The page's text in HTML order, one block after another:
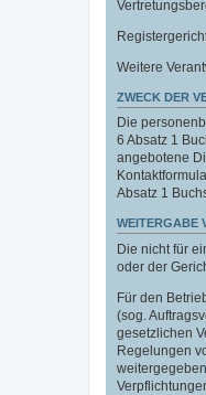
Weitere
ZWECK DER
Die
6 Absatz 1
angebotene
Absatz 1
WEITERGABE
Die nicht für
oder der
Für den
(sog.
gesetzlichen
Regelungen